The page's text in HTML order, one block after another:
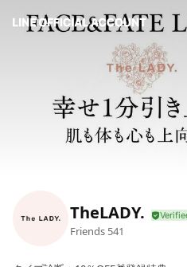
TheLADY.
Friends 541